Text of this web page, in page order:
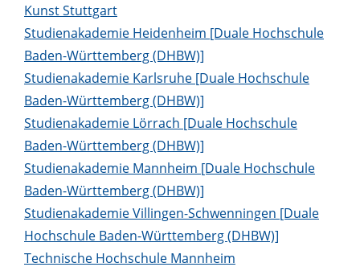
Kunst Stuttgart
Studienakademie Heidenheim [Duale Hochschule
Baden-Württemberg (DHBW)]
Studienakademie Karlsruhe [Duale Hochschule
Baden-Württemberg (DHBW)]
Studienakademie Lörrach [Duale Hochschule
Baden-Württemberg (DHBW)]
Studienakademie Mannheim [Duale Hochschule
Baden-Württemberg (DHBW)]
Studienakademie Villingen-Schwenningen [Duale
Hochschule Baden-Württemberg (DHBW)]
Technische Hochschule Mannheim